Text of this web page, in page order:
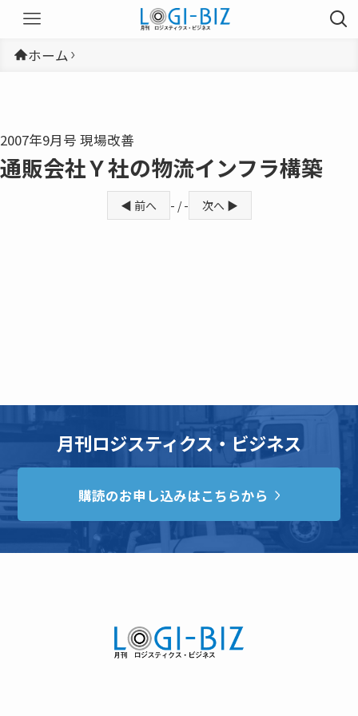
ホーム
2007年9月号 現場改善
通販会社Ｙ社の物流インフラ構築
◀ 前へ - / - 次へ ▶
月刊ロジスティクス・ビジネス
購読のお申し込みはこちらから